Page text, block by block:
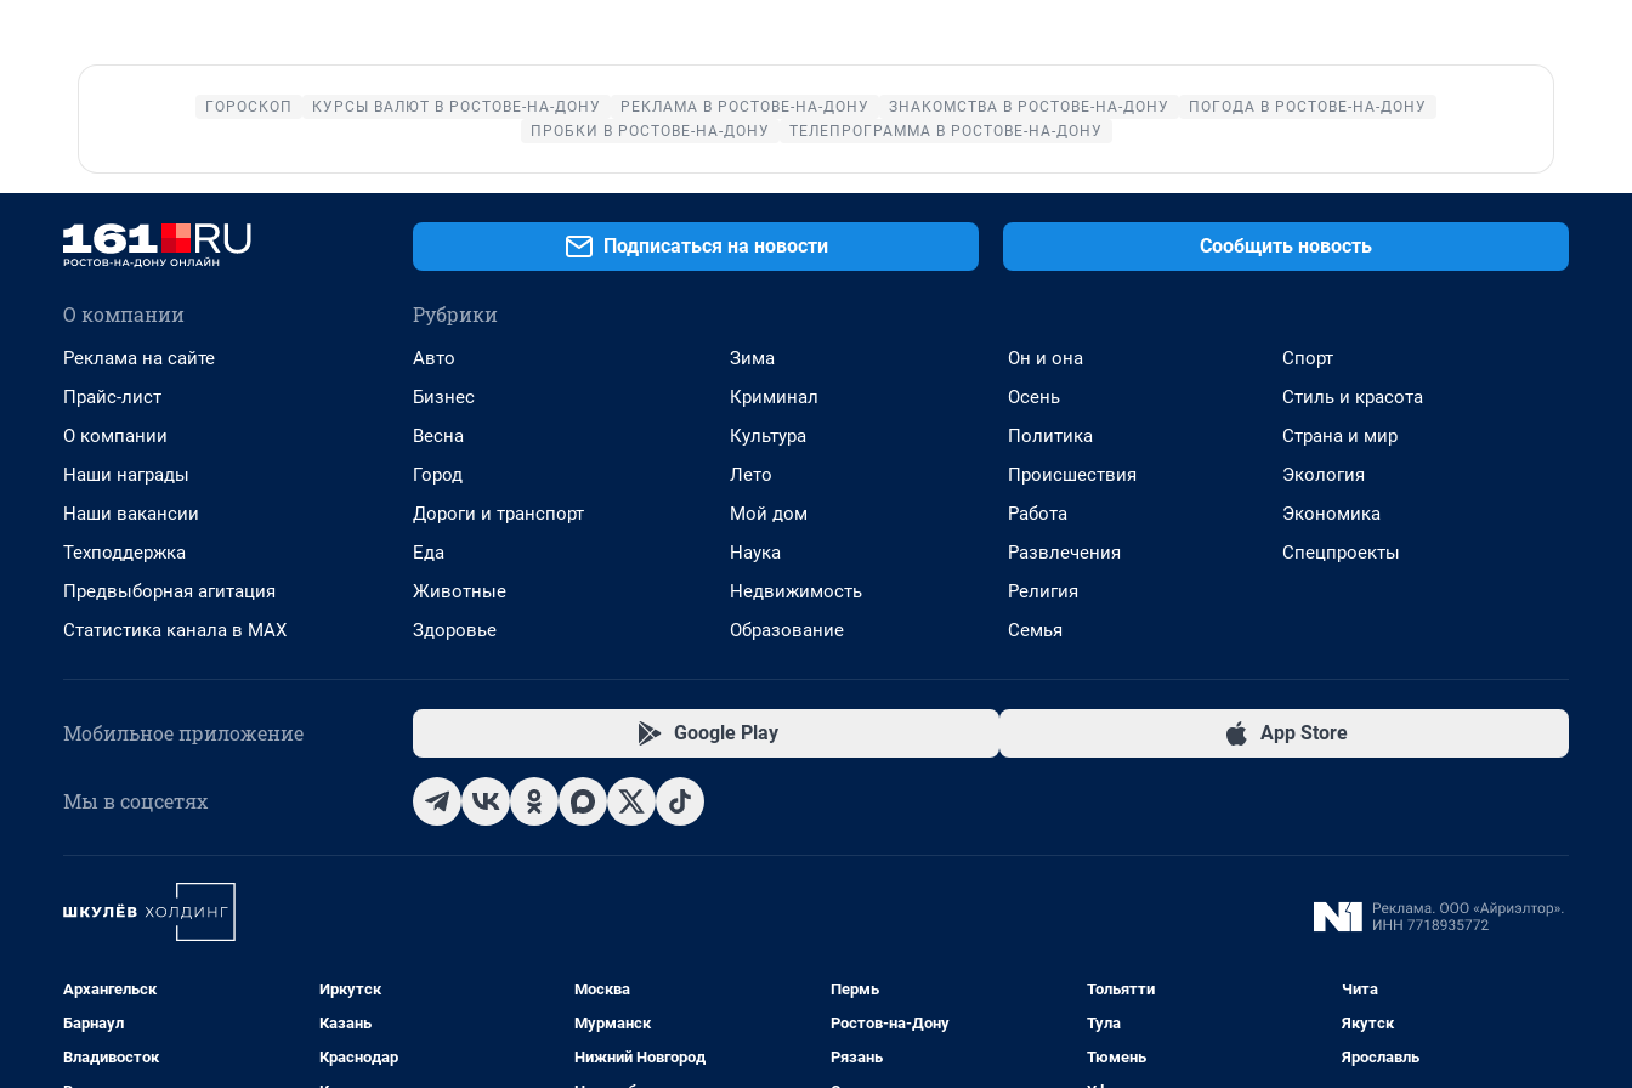
ГОРОСКОП КУРСЫ ВАЛЮТ В РОСТОВЕ-НА-ДОНУ РЕКЛАМА В РОСТОВЕ-НА-ДОНУ ЗНАКОМСТВА В РОСТОВЕ-НА-ДОНУ
ПОГОДА В РОСТОВЕ-НА-ДОНУ
ПРОБКИ В РОСТОВЕ-НА-ДОНУ
ТЕЛЕПРОГРАММА В РОСТОВЕ-НА-ДОНУ
Подписаться на новости Сообщить новость
О компании
Реклама на сайте
Прайс-лист
О компании
Наши награды
Наши вакансии
Техподдержка
Предвыборная агитация
Статистика канала в MAX
Рубрики
Авто
Бизнес
Весна
Город
Дороги и транспорт
Еда
Животные
Здоровье
Зима
Криминал
Культура
Лето
Мой дом
Наука
Недвижимость
Образование
Он и она
Осень
Политика
Происшествия
Работа
Развлечения
Религия
Семья
Спорт
Стиль и красота
Страна и мир
Экология
Экономика
Спецпроекты
Мобильное приложение Google Play App Store
Мы в соцсетях
Архангельск
Барнаул
Владивосток
Иркутск
Казань
Краснодар
Москва
Мурманск
Нижний Новгород
Пермь
Ростов-на-Дону
Рязань
Тольятти
Тула
Тюмень
Чита
Якутск
Ярославль